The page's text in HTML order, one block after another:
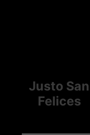
Justo San
Felices